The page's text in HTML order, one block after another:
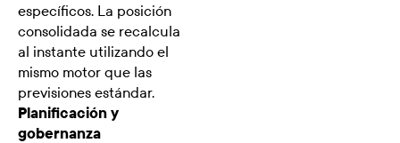
específicos. La posición
consolidada se recalcula
al instante utilizando el
mismo motor que las
previsiones estándar.
Planificación y
gobernanza